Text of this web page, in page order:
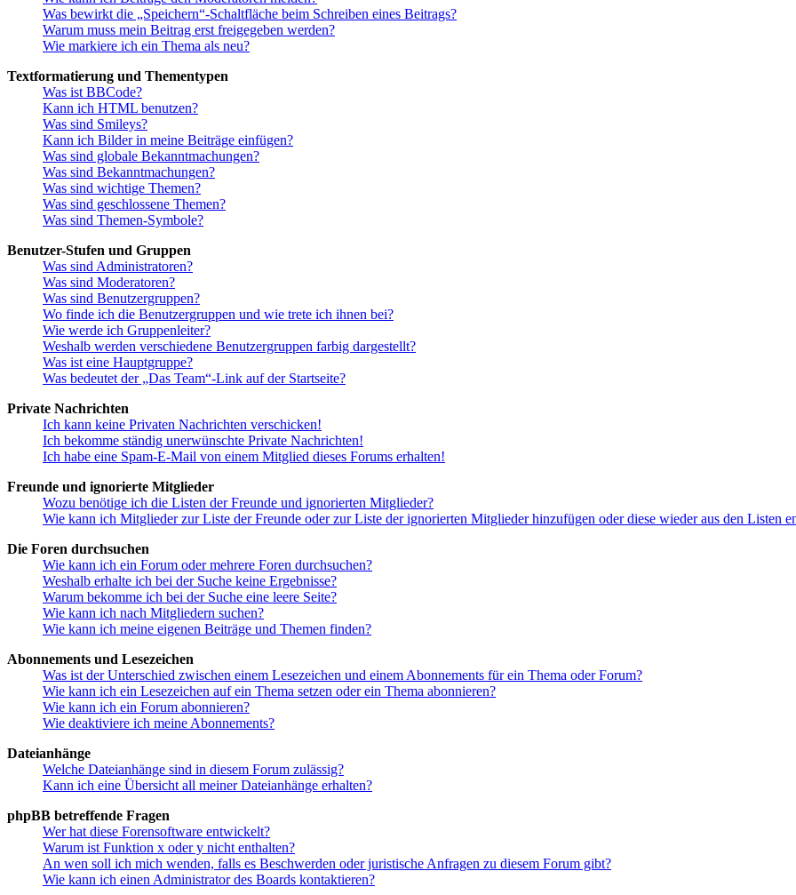
Was bewirkt die „Speichern“-Schaltfläche beim Schreiben eines Beitrags?
Warum muss mein Beitrag erst freigegeben werden?
Wie markiere ich ein Thema als neu?
Textformatierung und Thementypen
Was ist BBCode?
Kann ich HTML benutzen?
Was sind Smileys?
Kann ich Bilder in meine Beiträge einfügen?
Was sind globale Bekanntmachungen?
Was sind Bekanntmachungen?
Was sind wichtige Themen?
Was sind geschlossene Themen?
Was sind Themen-Symbole?
Benutzer-Stufen und Gruppen
Was sind Administratoren?
Was sind Moderatoren?
Was sind Benutzergruppen?
Wo finde ich die Benutzergruppen und wie trete ich ihnen bei?
Wie werde ich Gruppenleiter?
Weshalb werden verschiedene Benutzergruppen farbig dargestellt?
Was ist eine Hauptgruppe?
Was bedeutet der „Das Team“-Link auf der Startseite?
Private Nachrichten
Ich kann keine Privaten Nachrichten verschicken!
Ich bekomme ständig unerwünschte Private Nachrichten!
Ich habe eine Spam-E-Mail von einem Mitglied dieses Forums erhalten!
Freunde und ignorierte Mitglieder
Wozu benötige ich die Listen der Freunde und ignorierten Mitglieder?
Wie kann ich Mitglieder zur Liste der Freunde oder zur Liste der ignorierten Mitglieder hinzufügen oder diese wieder aus den Listen
Die Foren durchsuchen
Wie kann ich ein Forum oder mehrere Foren durchsuchen?
Weshalb erhalte ich bei der Suche keine Ergebnisse?
Warum bekomme ich bei der Suche eine leere Seite?
Wie kann ich nach Mitgliedern suchen?
Wie kann ich meine eigenen Beiträge und Themen finden?
Abonnements und Lesezeichen
Was ist der Unterschied zwischen einem Lesezeichen und einem Abonnements für ein Thema oder Forum?
Wie kann ich ein Lesezeichen auf ein Thema setzen oder ein Thema abonnieren?
Wie kann ich ein Forum abonnieren?
Wie deaktiviere ich meine Abonnements?
Dateianhänge
Welche Dateianhänge sind in diesem Forum zulässig?
Kann ich eine Übersicht all meiner Dateianhänge erhalten?
phpBB betreffende Fragen
Wer hat diese Forensoftware entwickelt?
Warum ist Funktion x oder y nicht enthalten?
An wen soll ich mich wenden, falls es Beschwerden oder juristische Anfragen zu diesem Forum gibt?
Wie kann ich einen Administrator des Boards kontaktieren?